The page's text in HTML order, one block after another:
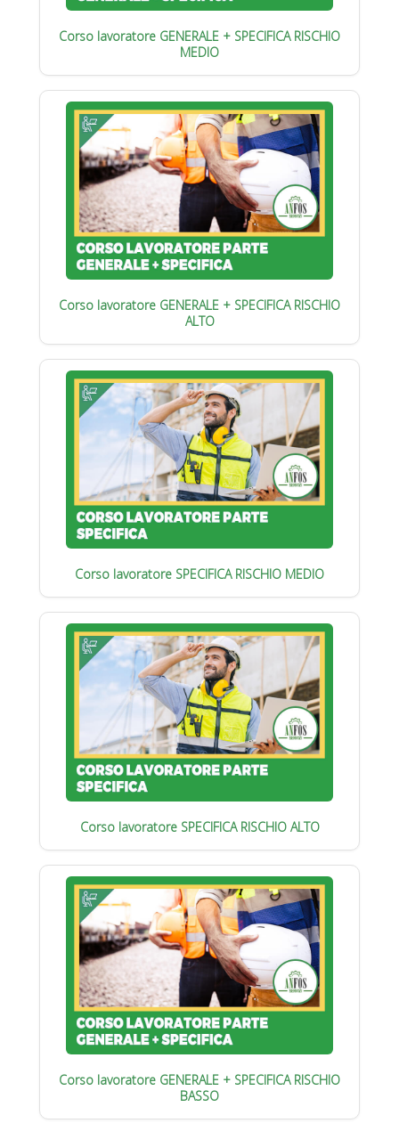
Corso lavoratore GENERALE + SPECIFICA RISCHIO
MEDIO
Corso lavoratore GENERALE + SPECIFICA RISCHIO
ALTO
Corso lavoratore SPECIFICA RISCHIO MEDIO
Corso lavoratore SPECIFICA RISCHIO ALTO
Corso lavoratore GENERALE + SPECIFICA RISCHIO
BASSO